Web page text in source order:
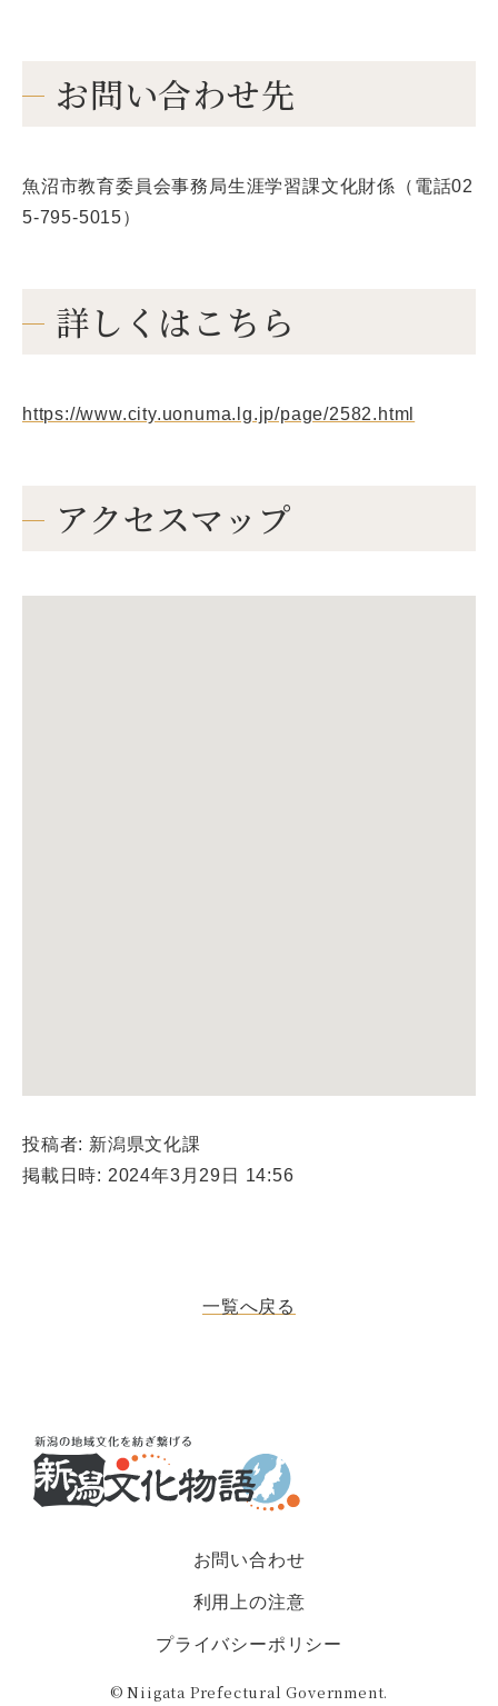
お問い合わせ先
魚沼市教育委員会事務局生涯学習課文化財係（電話02
5-795-5015）
詳しくはこちら
https://www.city.uonuma.lg.jp/page/2582.html
アクセスマップ
投稿者: 新潟県文化課
掲載日時: 2024年3月29日 14:56
一覧へ戻る
お問い合わせ
利用上の注意
プライバシーポリシー
© Niigata Prefectural Government.